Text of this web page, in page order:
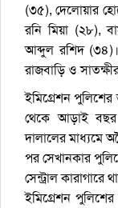
(৩৫), দেলোয়ার
রনি মিয়া (২৮),
আব্দুল রশিদ (৩৪)।
রাজবাড়ি ও
ইমিগ্রেশন পুলিশের
থেকে আড়াই
দালালের মাধ্যমে
পর সেখানকার
সেন্ট্রাল
ইমিগ্রেশন